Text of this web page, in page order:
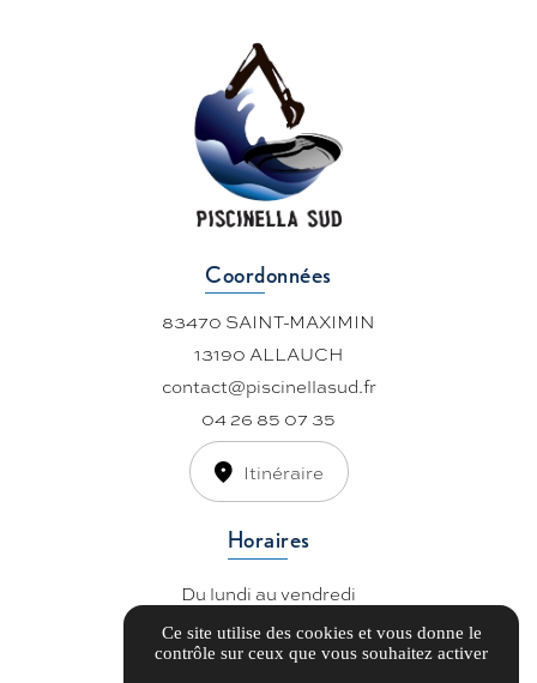
Coordonnées
83470 SAINT-MAXIMIN
13190 ALLAUCH
contact@piscinellasud.fr
04 26 85 07 35
Itinéraire
Horaires
Du lundi au vendredi
De 8h à 18h
Dépannage 7/7j
Ce site utilise des cookies et vous donne le
contrôle sur ceux que vous souhaitez activer